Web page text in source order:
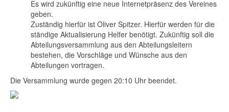
Es wird zukünftig eine neue Internetpräsenz des Vereines
geben.
Zuständig hierfür ist Oliver Spitzer. Hierfür werden für die
ständige Aktualisierung Helfer benötigt. Zukünftig soll die
Abteilungsversammlung aus den Abteilungsleitern
bestehen, die Vorschläge und Wünsche aus den
Abteilungen vortragen.
Die Versammlung wurde gegen 20:10 Uhr beendet.